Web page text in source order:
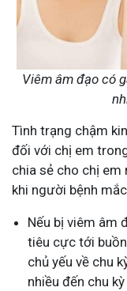
Viêm âm đạo có
Tình trạng chậm
đối với chị em
chia sẻ cho chị em
khi người bệnh
Nếu bị viêm âm
tiêu cực tới
chủ yếu về chu
nhiều đến chu